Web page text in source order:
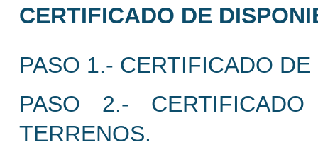
CERTIFICADO DE
PASO 1.- CERTIFICADO
PASO 2.-
TERRENOS.